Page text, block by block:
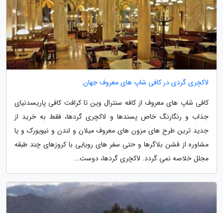
لاکچری گردی در کافی شاپ های معروف جهان
کافی شاپ های معروف از کافه سنترال وین تا کرافت کافی پاریسدنیای
جذاب و رنگارنگ خاص پسندها و لاکچری گردها، فقط به خرید از
جدید ترین طرح های مزون های معروف میلان و لندن و نیویورک و یا
مشاوره از فشن بلاگرها و حتی سفر های رویایی با کروزهای چند طبقه
مجلل خلاصه نمی گردد. لاکچری گردها، دوست...